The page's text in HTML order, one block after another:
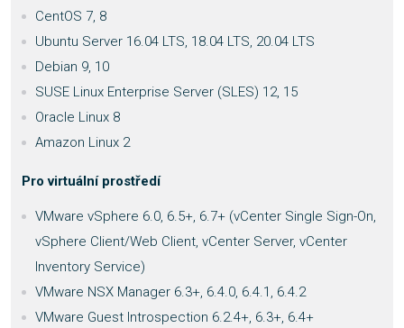
CentOS 7, 8
Ubuntu Server 16.04 LTS, 18.04 LTS, 20.04 LTS
Debian 9, 10
SUSE Linux Enterprise Server (SLES) 12, 15
Oracle Linux 8
Amazon Linux 2
Pro virtuální prostředí
VMware vSphere 6.0, 6.5+, 6.7+ (vCenter Single Sign-On,
vSphere Client/Web Client, vCenter Server, vCenter
Inventory Service)
VMware NSX Manager 6.3+, 6.4.0, 6.4.1, 6.4.2
VMware Guest Introspection 6.2.4+, 6.3+, 6.4+